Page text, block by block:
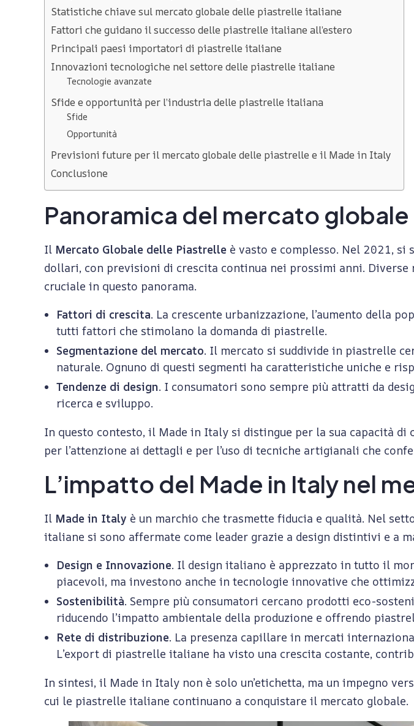
c
a
t
g
l
o
b
a
l
e
d
e
l
l
e
p
a
Statistiche chiave sul mercato globale delle piastrelle italiane
Fattori che guidano il successo delle piastrelle italiane all’estero
Principali paesi importatori di piastrelle italiane
Innovazioni tecnologiche nel settore delle piastrelle italiane
Tecnologie avanzate
Sfide e opportunità per l’industria delle piastrelle italiana
Sfide
Opportunità
Previsioni future per il mercato globale delle piastrelle e il Made in Italy
Conclusione
Panoramica del mercato
Il Mercato Globale delle Piastrelle è vasto e complesso. Nel 2021,
dollari, con previsioni di crescita continua nei prossimi anni.
cruciale in questo panorama.
Fattori di crescita. La crescente urbanizzazione, l’aumento della
tutti fattori che stimolano la domanda di piastrelle.
Segmentazione del mercato. Il mercato si suddivide in piastrelle
naturale. Ognuno di questi segmenti ha caratteristiche uniche e
Tendenze di design. I consumatori sono sempre più attratti da
ricerca e sviluppo.
In questo contesto, il Made in Italy si distingue per la sua capacità
per l’attenzione ai dettagli e per l’uso di tecniche artigianali che
L’impatto del Made in Italy nel
Il Made in Italy è un marchio che trasmette fiducia e qualità. Nel
italiane si sono affermate come leader grazie a design distintivi e a
Design e Innovazione. Il design italiano è apprezzato in tutto il
piacevoli, ma investono anche in tecnologie innovative che
Sostenibilità. Sempre più consumatori cercano prodotti eco-
riducendo l’impatto ambientale della produzione e offrendo
Rete di distribuzione. La presenza capillare in mercati
L’export di piastrelle italiane ha visto una crescita costante,
In sintesi, il Made in Italy non è solo un’etichetta, ma un impegno
cui le piastrelle italiane continuano a conquistare il mercato globale.